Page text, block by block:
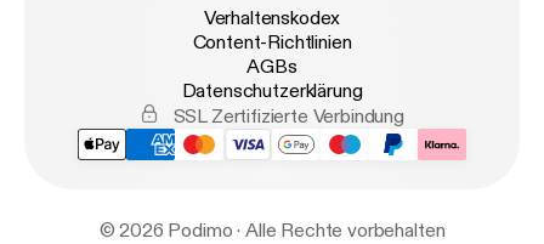
Verhaltenskodex
Content-Richtlinien
AGBs
Datenschutzerklärung
SSL Zertifizierte Verbindung
© 2026 Podimo · Alle Rechte vorbehalten